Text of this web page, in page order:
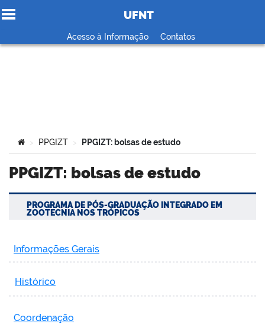
Ir para o conteúdo
UFNT
Acesso à Informação Contatos
Você está aqui:
> PPGIZT > PPGIZT: bolsas de estudo
PPGIZT: bolsas de estudo
PROGRAMA DE PÓS-GRADUAÇÃO INTEGRADO EM
ZOOTECNIA NOS TRÓPICOS
Informações Gerais
Histórico
Coordenação